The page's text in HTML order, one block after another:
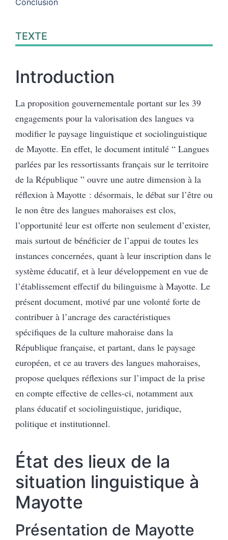
Conclusion
TEXTE
Introduction
La proposition gouvernementale portant sur les 39
engagements pour la valorisation des langues va
modifier le paysage linguistique et sociolinguistique
de Mayotte. En effet, le document intitulé “ Langues
parlées par les ressortissants français sur le territoire
de la République ” ouvre une autre dimension à la
réflexion à Mayotte : désormais, le débat sur l’être ou
le non être des langues mahoraises est clos,
l’opportunité leur est offerte non seulement d’exister,
mais surtout de bénéficier de l’appui de toutes les
instances concernées, quant à leur inscription dans le
système éducatif, et à leur développement en vue de
l’établissement effectif du bilinguisme à Mayotte. Le
présent document, motivé par une volonté forte de
contribuer à l’ancrage des caractéristiques
spécifiques de la culture mahoraise dans la
République française, et partant, dans le paysage
européen, et ce au travers des langues mahoraises,
propose quelques réflexions sur l’impact de la prise
en compte effective de celles-ci, notamment aux
plans éducatif et sociolinguistique, juridique,
politique et institutionnel.
État des lieux de la
situation linguistique à
Mayotte
Présentation de Mayotte